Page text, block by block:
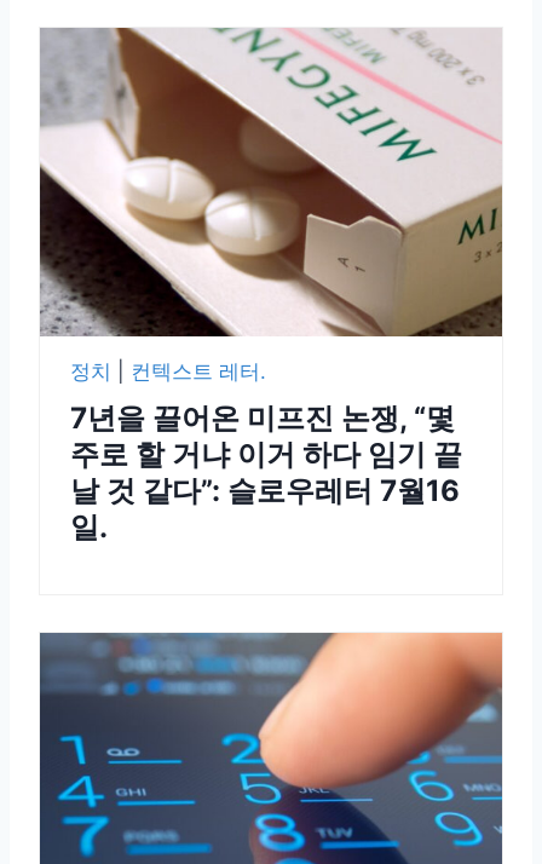
정치 컨텍스트 레터.
7년을 끌어온 미프진 논쟁, “몇
주로 할 거냐 이거 하다 임기 끝
날 것 같다”: 슬로우레터 7월16
일.